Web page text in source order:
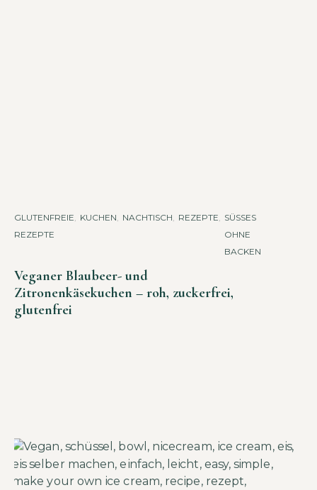
GLUTENFREIE
REZEPTE
KUCHEN NACHTISCH REZEPTE
SÜSSES O
HNE B
ACKEN
Veganer Blaubeer- und
Zitronenkäsekuchen – roh, zuckerfrei,
glutenfrei